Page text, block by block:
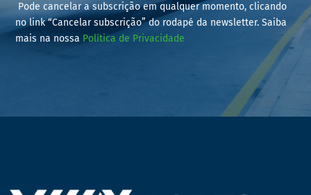
Pode cancelar a subscrição em qualquer momento, clicando
no link “Cancelar subscrição” do rodapé da newsletter. Saiba
mais na nossa Política de Privacidade